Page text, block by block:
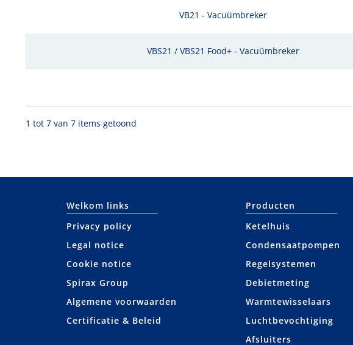
VB21 - Vacuümbreker
VBS21 / VBS21 Food+ - Vacuümbreker
1 tot 7 van 7 items getoond
Welkom links
Privacy policy
Legal notice
Cookie notice
Spirax Group
Algemene voorwaarden
Certificatie & Beleid
Producten
Ketelhuis
Condensaatpompen
Regelsystemen
Debietmeting
Warmtewisselaars
Luchtbevochtiging
Afsluiters